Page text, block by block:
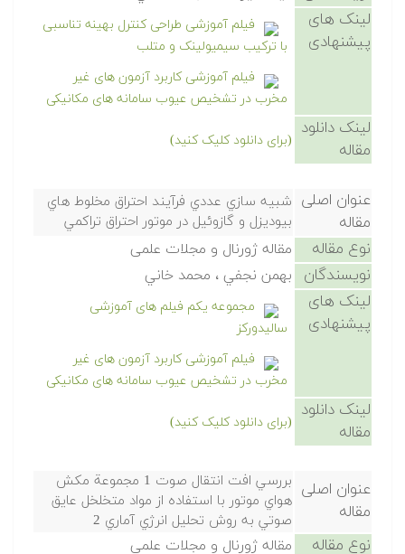
لینک های
پیشنهادی
فیلم آموزشی طراحی کنترل بهینه تناسبی
با ترکیب سیمیولینک و متلب
فیلم آموزشی کاربرد آزمون های غیر
مخرب در تشخیص عیوب سامانه های مکانیکی
لینک دانلود
مقاله
(برای دانلود کلیک کنید)
عنوان اصلی
مقاله
شبيه سازي عددي فرآيند احتراق مخلوط هاي
بيوديزل و گازوئيل در موتور احتراق تراکمي
نوع مقاله مقاله ژورنال و مجلات علمی
نویسندگان بهمن نجفي ، محمد خاني
لینک های
پیشنهادی
مجموعه یکم فیلم های آموزشی
سالیدورکز
فیلم آموزشی کاربرد آزمون های غیر
مخرب در تشخیص عیوب سامانه های مکانیکی
لینک دانلود
مقاله
(برای دانلود کلیک کنید)
عنوان اصلی
مقاله
بررسي افت انتقال صوت 1 مجموعة مکش
هواي موتور با استفاده از مواد متخلخل عايق
صوتي به روش تحليل انرژي آماري 2
نوع مقاله مقاله ژورنال و مجلات علمی